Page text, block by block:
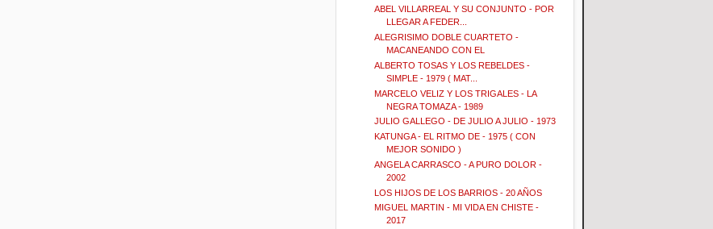
ABEL VILLARREAL Y SU CONJUNTO - POR
LLEGAR A FEDER...
ALEGRISIMO DOBLE CUARTETO -
MACANEANDO CON EL
ALBERTO TOSAS Y LOS REBELDES -
SIMPLE - 1979 ( MAT...
MARCELO VELIZ Y LOS TRIGALES - LA
NEGRA TOMAZA - 1989
JULIO GALLEGO - DE JULIO A JULIO - 1973
KATUNGA - EL RITMO DE - 1975 ( CON
MEJOR SONIDO )
ANGELA CARRASCO - A PURO DOLOR -
2002
LOS HIJOS DE LOS BARRIOS - 20 AÑOS
MIGUEL MARTIN - MI VIDA EN CHISTE -
2017